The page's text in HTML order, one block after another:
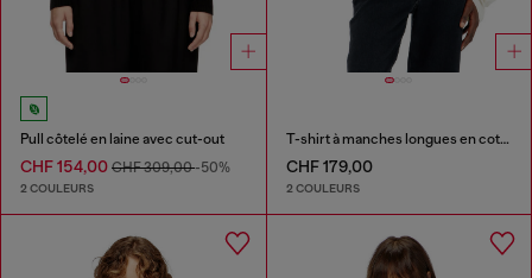
Pull côtelé en laine avec cut-out
CHF 154,00 CHF 309,00-50%
2 COULEURS
T-shirt à manches longues en coton avec imprimé graphique
CHF 179,00
2 COULEURS